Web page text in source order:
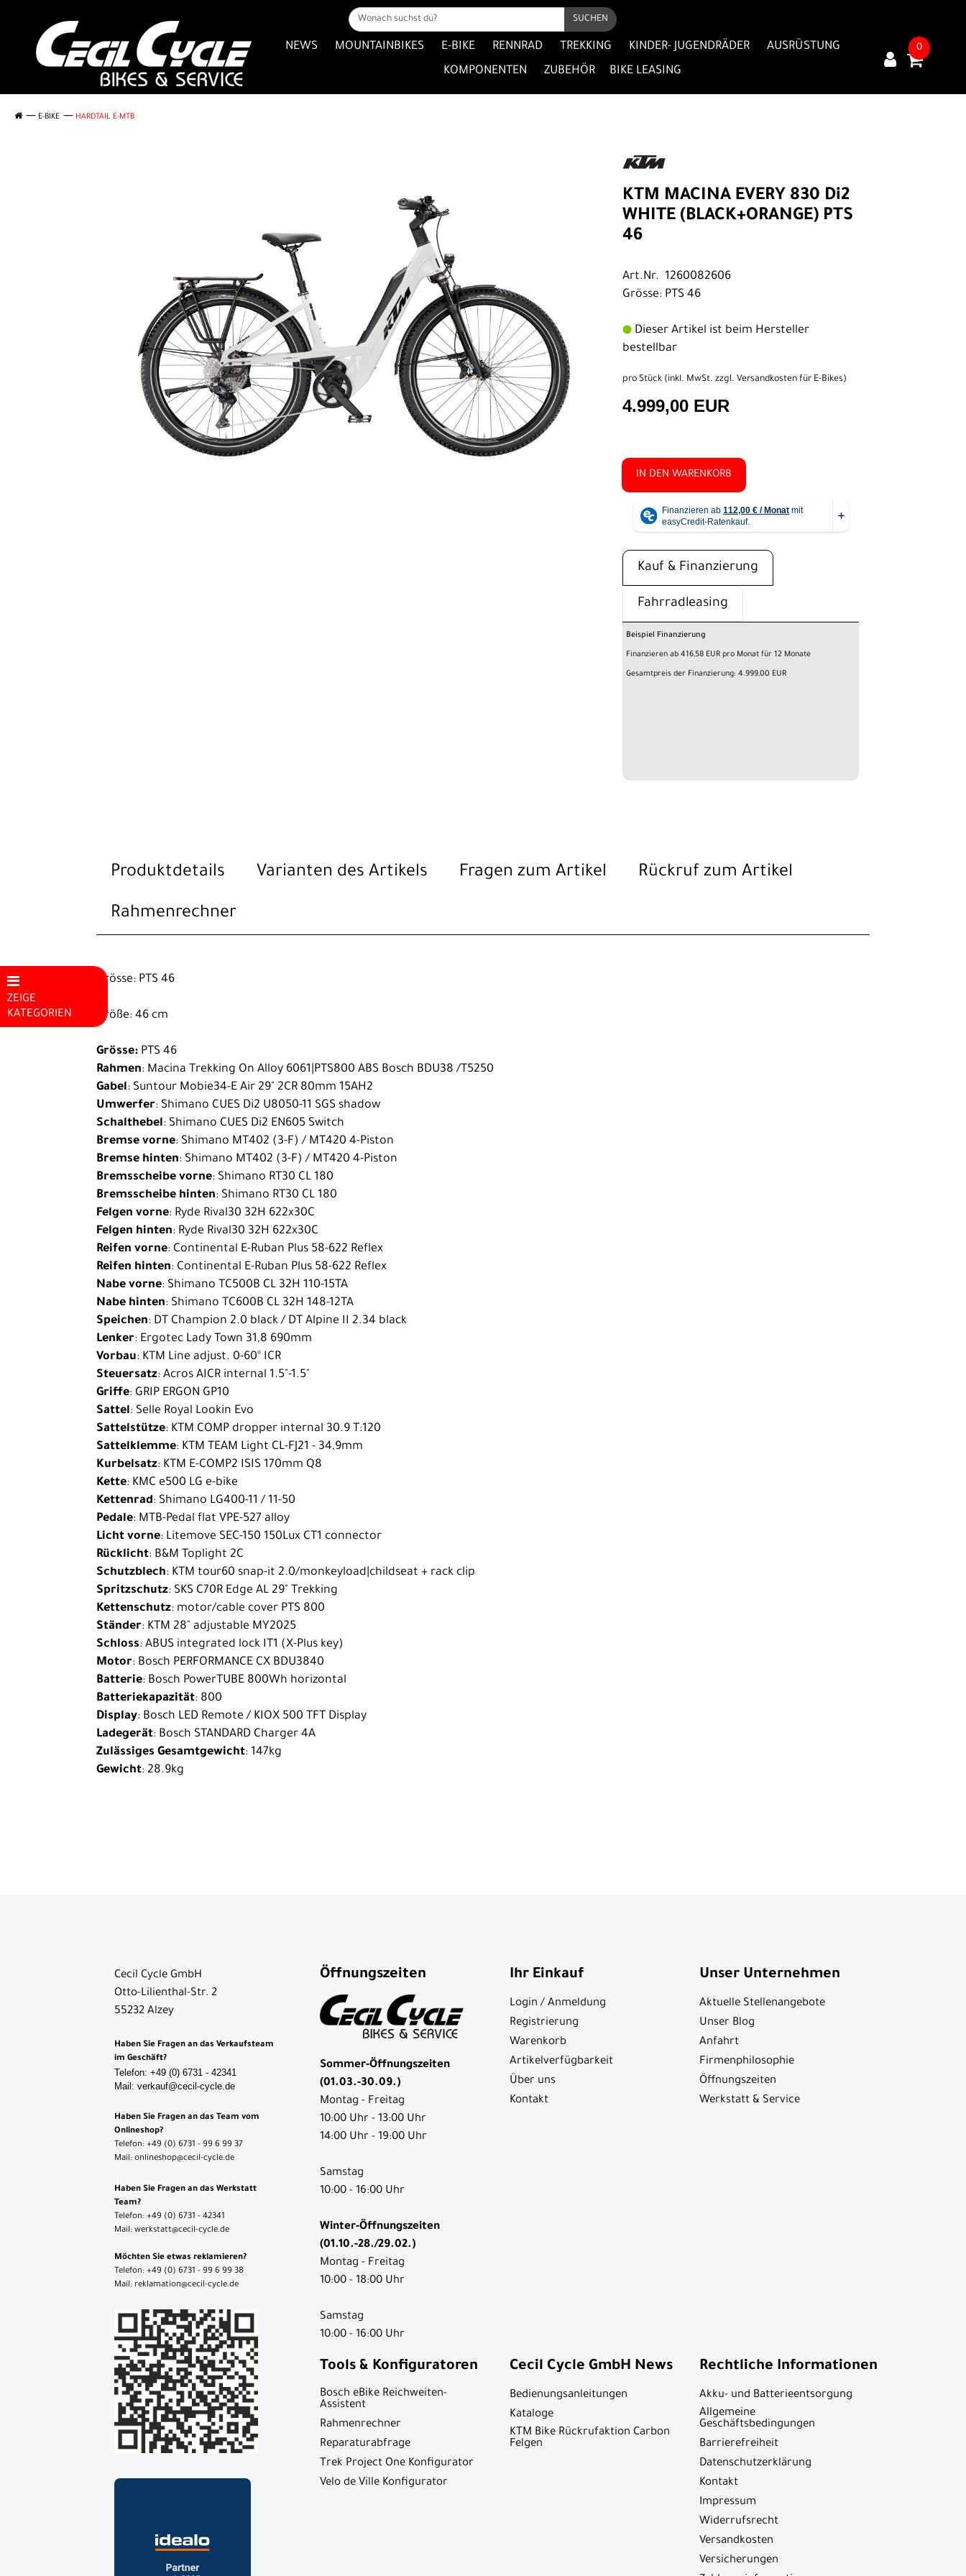
SUCHEN
NEWS MOUNTAINBIKES E-BIKE RENNRAD TREKKING KINDER- JUGENDRÄDER
AUSRÜSTUNG
KOMPONENTEN
ZUBEHÖR BIKE LEASING
0
E-BIKE HARDTAIL E-MTB
ZEIGE
KATEGORIEN
KTM MACINA EVERY 830 Di2
WHITE (BLACK+ORANGE) PTS
46
Art.Nr. 1260082606
Grösse: PTS 46
Dieser Artikel ist beim Hersteller
bestellbar
pro Stück (inkl. MwSt. zzgl. Versandkosten für E-Bikes)
4.999,00 EUR
IN DEN WARENKORB
Kauf & Finanzierung
Fahrradleasing
Beispiel Finanzierung
Finanzieren ab 416,58 EUR pro Monat für 12 Monate
Gesamtpreis der Finanzierung: 4.999,00 EUR
Produktdetails Varianten des Artikels Fragen zum Artikel Rückruf zum Artikel
Rahmenrechner
Grösse: PTS 46
Größe: 46 cm
Grösse: PTS 46
Rahmen: Macina Trekking On Alloy 6061|PTS800 ABS Bosch BDU38 /T5250
Gabel: Suntour Mobie34-E Air 29" 2CR 80mm 15AH2
Umwerfer: Shimano CUES Di2 U8050-11 SGS shadow
Schalthebel: Shimano CUES Di2 EN605 Switch
Bremse vorne: Shimano MT402 (3-F) / MT420 4-Piston
Bremse hinten: Shimano MT402 (3-F) / MT420 4-Piston
Bremsscheibe vorne: Shimano RT30 CL 180
Bremsscheibe hinten: Shimano RT30 CL 180
Felgen vorne: Ryde Rival30 32H 622x30C
Felgen hinten: Ryde Rival30 32H 622x30C
Reifen vorne: Continental E-Ruban Plus 58-622 Reflex
Reifen hinten: Continental E-Ruban Plus 58-622 Reflex
Nabe vorne: Shimano TC500B CL 32H 110-15TA
Nabe hinten: Shimano TC600B CL 32H 148-12TA
Speichen: DT Champion 2.0 black / DT Alpine II 2.34 black
Lenker: Ergotec Lady Town 31,8 690mm
Vorbau: KTM Line adjust. 0-60° ICR
Steuersatz: Acros AICR internal 1.5"-1.5"
Griffe: GRIP ERGON GP10
Sattel: Selle Royal Lookin Evo
Sattelstütze: KTM COMP dropper internal 30.9 T:120
Sattelklemme: KTM TEAM Light CL-FJ21 - 34,9mm
Kurbelsatz: KTM E-COMP2 ISIS 170mm Q8
Kette: KMC e500 LG e-bike
Kettenrad: Shimano LG400-11 / 11-50
Pedale: MTB-Pedal flat VPE-527 alloy
Licht vorne: Litemove SEC-150 150Lux CT1 connector
Rücklicht: B&M Toplight 2C
Schutzblech: KTM tour60 snap-it 2.0/monkeyload|childseat + rack clip
Spritzschutz: SKS C70R Edge AL 29" Trekking
Kettenschutz: motor/cable cover PTS 800
Ständer: KTM 28" adjustable MY2025
Schloss: ABUS integrated lock IT1 (X-Plus key)
Motor: Bosch PERFORMANCE CX BDU3840
Batterie: Bosch PowerTUBE 800Wh horizontal
Batteriekapazität: 800
Display: Bosch LED Remote / KIOX 500 TFT Display
Ladegerät: Bosch STANDARD Charger 4A
Zulässiges Gesamtgewicht: 147kg
Gewicht: 28.9kg
Cecil Cycle GmbH
Otto-Lilienthal-Str. 2
55232 Alzey
Haben Sie Fragen an das Verkaufsteam
im Geschäft?
Telefon: +49 (0) 6731 - 42341
Mail: verkauf@cecil-cycle.de
Haben Sie Fragen an das Team vom
Onlineshop?
Telefon: +49 (0) 6731 - 99 6 99 37
Mail: onlineshop@cecil-cycle.de
Haben Sie Fragen an das Werkstatt
Team?
Telefon: +49 (0) 6731 - 42341
Mail: werkstatt@cecil-cycle.de
Möchten Sie etwas reklamieren?
Telefon: +49 (0) 6731 - 99 6 99 38
Mail: reklamation@cecil-cycle.de
Öffnungszeiten
Sommer-Öffnungszeiten
(01.03.-30.09.)
Montag - Freitag
10:00 Uhr - 13:00 Uhr
14:00 Uhr - 19:00 Uhr
Samstag
10:00 - 16:00 Uhr
Winter-Öffnungszeiten
(01.10.-28./29.02.)
Montag - Freitag
10:00 - 18:00 Uhr
Samstag
10:00 - 16:00 Uhr
Ihr Einkauf
Login / Anmeldung
Registrierung
Warenkorb
Artikelverfügbarkeit
Über uns
Kontakt
Unser Unternehmen
Aktuelle Stellenangebote
Unser Blog
Anfahrt
Firmenphilosophie
Öffnungszeiten
Werkstatt & Service
Tools & Konfiguratoren
Bosch eBike Reichweiten-
Assistent
Rahmenrechner
Reparaturabfrage
Trek Project One Konfigurator
Velo de Ville Konfigurator
Cecil Cycle GmbH News
Bedienungsanleitungen
Kataloge
KTM Bike Rückrufaktion Carbon
Felgen
Rechtliche Informationen
Akku- und Batterieentsorgung
Allgemeine
Geschäftsbedingungen
Barrierefreiheit
Datenschutzerklärung
Kontakt
Impressum
Widerrufsrecht
Versandkosten
Versicherungen